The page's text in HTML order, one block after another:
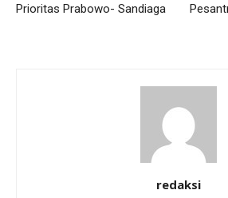
Prioritas Prabowo- Sandiaga
redaksi